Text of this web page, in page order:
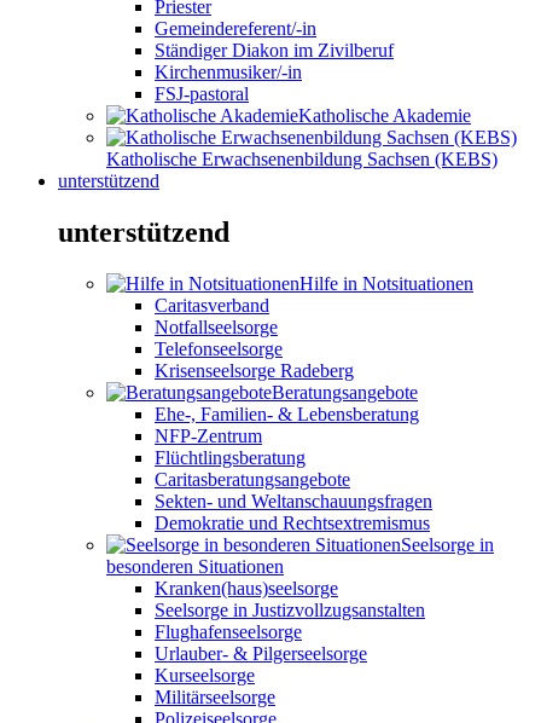
Priester
Gemeindereferent/-in
Ständiger Diakon im Zivilberuf
Kirchenmusiker/-in
FSJ-pastoral
Katholische Akademie
Katholische Erwachsenenbildung Sachsen (KEBS)
unterstützend
unterstützend
Hilfe in Notsituationen
Caritasverband
Notfallseelsorge
Telefonseelsorge
Krisenseelsorge Radeberg
Beratungsangebote
Ehe-, Familien- & Lebensberatung
NFP-Zentrum
Flüchtlingsberatung
Caritasberatungsangebote
Sekten- und Weltanschauungsfragen
Demokratie und Rechtsextremismus
Seelsorge in
besonderen Situationen
Kranken(haus)seelsorge
Seelsorge in Justizvollzugsanstalten
Flughafenseelsorge
Urlauber- & Pilgerseelsorge
Kurseelsorge
Militärseelsorge
Polizeiseelsorge